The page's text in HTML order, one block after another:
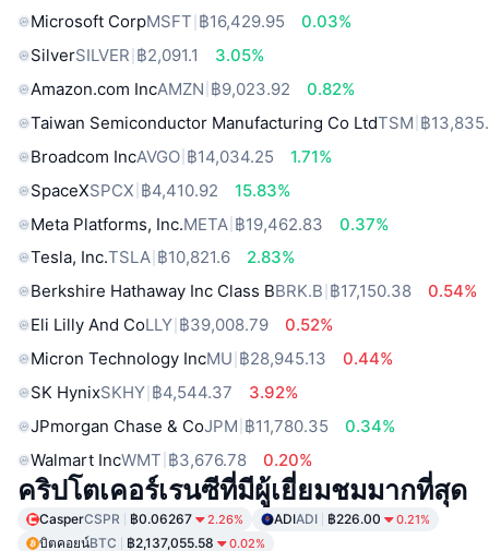
Microsoft CorpMSFT ฿16,429.95
0.03%
SilverSILVER ฿2,091.1
3.05%
Amazon.com IncAMZN ฿9,023.92
0.82%
Taiwan Semiconductor Manufacturing Co LtdTSM ฿
Broadcom IncAVGO ฿14,034.25
1.71%
SpaceXSPCX ฿4,410.92
15.83%
Meta Platforms, Inc.META ฿19,462.83
0.37%
Tesla, Inc.TSLA ฿10,821.6
2.83%
Berkshire Hathaway Inc Class BBRK.B ฿17,150.38
0.54%
Eli Lilly And CoLLY ฿39,008.79
0.52%
Micron Technology IncMU ฿28,945.13
0.44%
SK HynixSKHY ฿4,544.37
3.92%
JPmorgan Chase & CoJPM ฿11,780.35
0.34%
Walmart IncWMT ฿3,676.78 0.20%
คริปโตเคอร์เรนซีที่มีผู้เยี่ยมชมมากที่สุด
CasperCSPR ฿0.06267 2.26% ADIADI ฿226.00 0.21%
บิตคอยน์BTC ฿2,137,055.58 0.02%